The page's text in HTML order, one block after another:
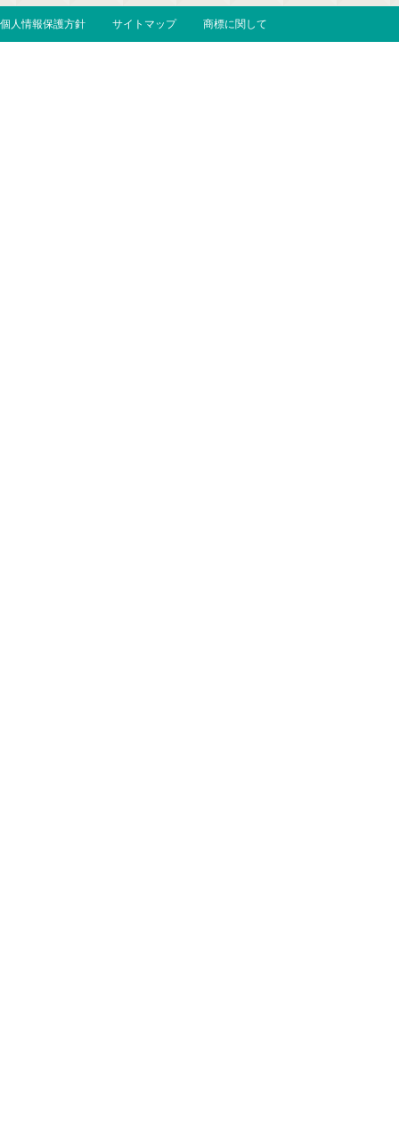
個人情報保護方針 サイトマップ 商標に関して